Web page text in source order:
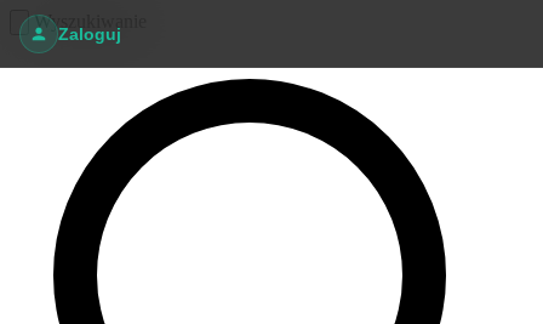
Zaloguj
Wyszukiwanie